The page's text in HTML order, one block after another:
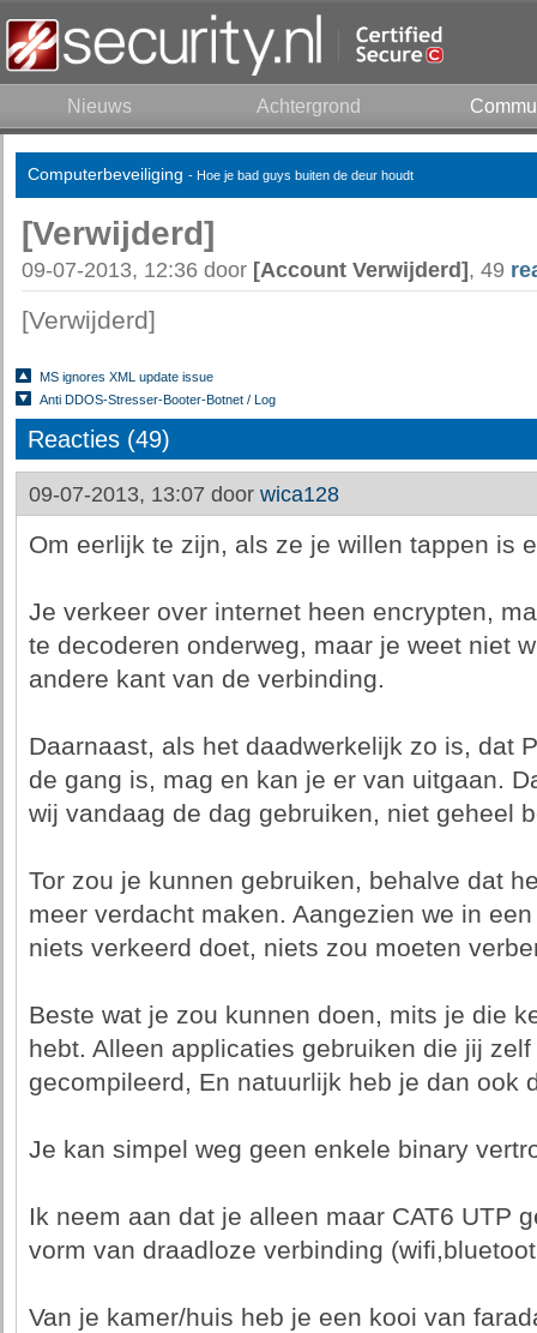
Nieuws Achtergrond
Computerbeveiliging - Hoe je bad guys buiten de deur houdt
[Verwijderd]
09-07-2013, 12:36 door [Account Verwijderd] , 49
[Verwijderd]
MS ignores XML update issue
Anti DDOS-Stresser-Booter-Botnet / Log
Reacties (49)
09-07-2013, 13:07 door wica128
Om eerlijk te zijn, als ze je willen tappen is
Je verkeer over internet heen encrypten,
te decoderen onderweg, maar je weet niet
andere kant van de verbinding.
Daarnaast, als het daadwerkelijk zo is, dat
de gang is, mag en kan je er van uitgaan.
wij vandaag de dag gebruiken, niet geheel
Tor zou je kunnen gebruiken, behalve dat
meer verdacht maken. Aangezien we in
niets verkeerd doet, niets zou moeten
Beste wat je zou kunnen doen, mits je die
hebt. Alleen applicaties gebruiken die jij
gecompileerd, En natuurlijk heb je dan ook
Je kan simpel weg geen enkele binary
Ik neem aan dat je alleen maar CAT6 UTP
vorm van draadloze verbinding
Van je kamer/huis heb je een kooi van